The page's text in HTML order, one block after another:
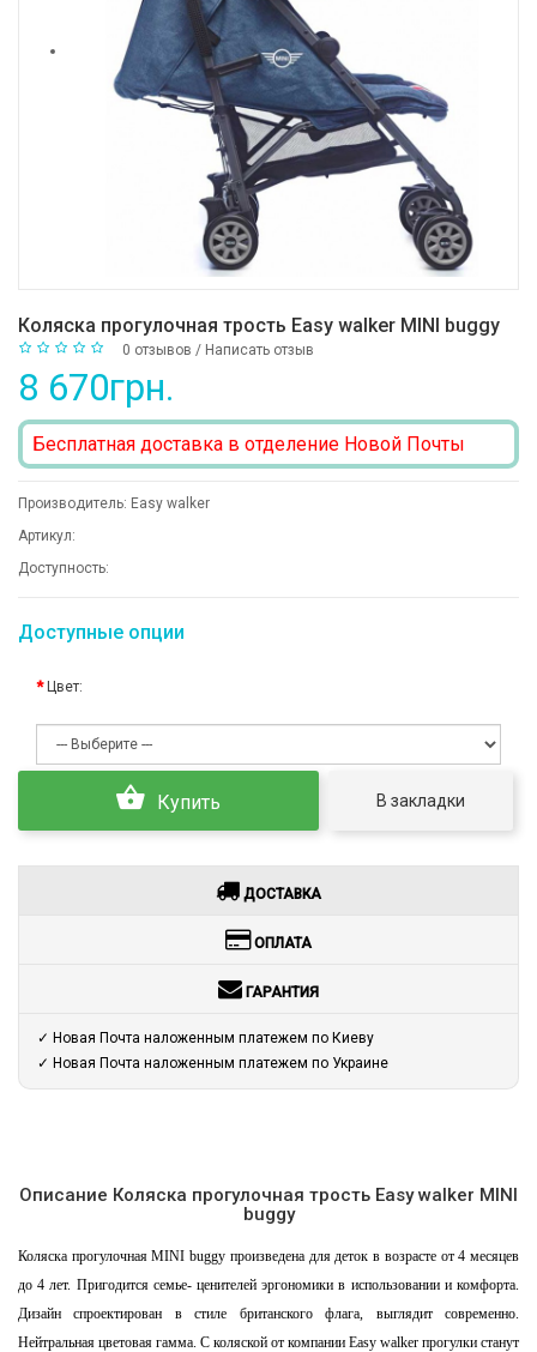
Коляска прогулочная трость Easy walker MINI buggy
0 отзывов / Написать отзыв
8 670грн.
Бесплатная доставка в отделение Новой Почты
Производитель: Easy walker
Артикул:
Доступность:
Доступные опции
Цвет:
Купить В закладки
ДОСТАВКА
ОПЛАТА
ГАРАНТИЯ
✓ Новая Почта наложенным платежем по Киеву
✓ Новая Почта наложенным платежем по Украине
Описание Коляска прогулочная трость Easy walker MINI
buggy
Коляска прогулочная MINI buggy произведена для деток в возрасте от 4 месяцев
до 4 лет. Пригодится семье- ценителей эргономики в использовании и комфорта.
Дизайн спроектирован в стиле британского флага, выглядит современно.
Нейтральная цветовая гамма. С коляской от компании Easy walker прогулки станут